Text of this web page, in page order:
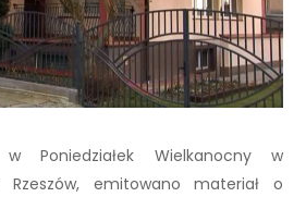
Poniedziałek Wielkanocny w
Rzeszów, emitowano materiał o